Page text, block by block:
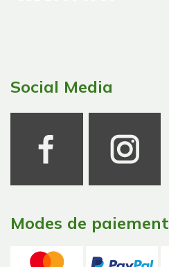
Social Media
Modes de paiement